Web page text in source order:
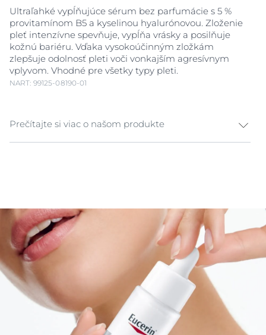
Ultraľahké vypĺňujúce sérum bez parfumácie s 5 %
provitamínom B5 a kyselinou hyalurónovou. Zloženie
pleť intenzívne spevňuje, vypĺňa vrásky a posilňuje
kožnú bariéru. Vďaka vysokoúčinným zložkám
zlepšuje odolnosť pleti voči vonkajším agresívnym
vplyvom. Vhodné pre všetky typy pleti.
NART: 99125-08190-01
Prečítajte si viac o našom produkte
kožnú bariéru.Eucerin Anti-Age Hyaluron-Filler + 3x
Effect Vypĺňujúce sérum 5 % B5
kombinuje 5 %
provitamín B5 a nízkomolekulárnu kyselinu
hyalurónovú, ktoré zaisťujú dlhotrvajúcu hydratáciu,
viditeľne vypĺňajú
a posilňujú prirodzenú
obranyschopnosť pleti.
Či už vás trápi strata pevnosti, začínajúcevrásky
oslabená kožná bariéra, toto Eucerin Anti-Age sérum
sa prispôsobí vašim potrebám v oblasti starostlivosti o
pleť. Pomôže vám najmä ak: